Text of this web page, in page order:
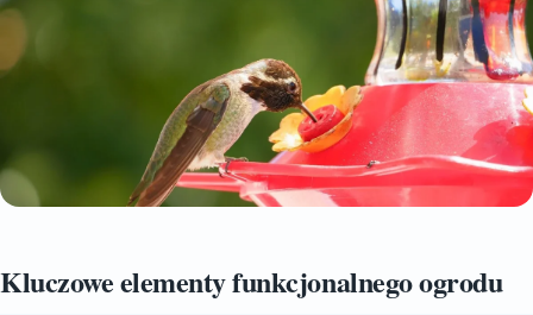
Kluczowe elementy funkcjonalnego ogrodu